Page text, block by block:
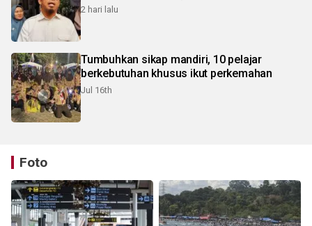
2 hari lalu
Tumbuhkan sikap mandiri, 10 pelajar
berkebutuhan khusus ikut perkemahan
Jul 16th
Foto